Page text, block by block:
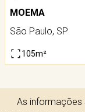
MOEMA
São Paulo, SP
105m²
As